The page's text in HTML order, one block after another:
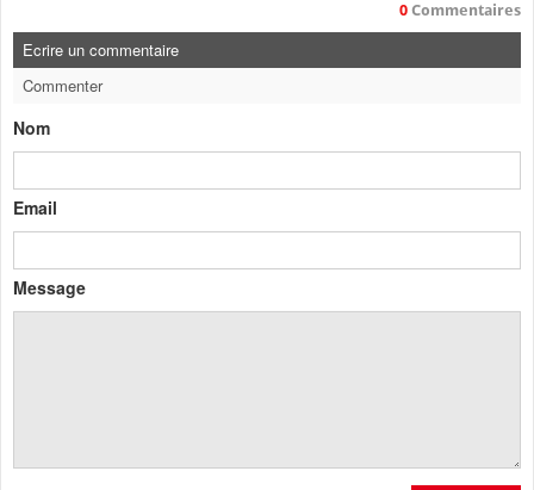
0 Commentaires
Ecrire un commentaire
Commenter
Nom
Email
Message